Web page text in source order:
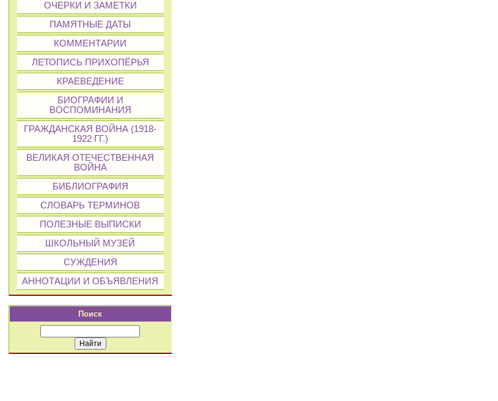
ОЧЕРКИ И ЗАМЕТКИ
ПАМЯТНЫЕ ДАТЫ
КОММЕНТАРИИ
ЛЕТОПИСЬ ПРИХОПЁРЬЯ
КРАЕВЕДЕНИЕ
БИОГРАФИИ И
ВОСПОМИНАНИЯ
ГРАЖДАНСКАЯ ВОЙНА (1918-
1922 ГГ.)
ВЕЛИКАЯ ОТЕЧЕСТВЕННАЯ
ВОЙНА
БИБЛИОГРАФИЯ
СЛОВАРЬ ТЕРМИНОВ
ПОЛЕЗНЫЕ ВЫПИСКИ
ШКОЛЬНЫЙ МУЗЕЙ
СУЖДЕНИЯ
АННОТАЦИИ И ОБЪЯВЛЕНИЯ
Поиск